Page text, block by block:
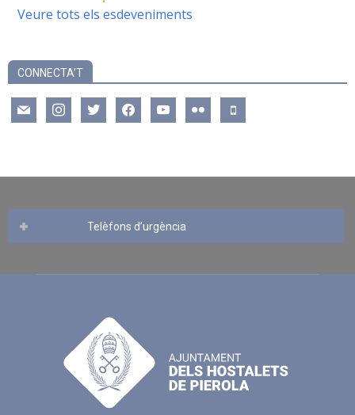
Veure tots els esdeveniments
CONNECTA’T
mail instagramtwitter facebookyoutube flickr mobile
Telèfons d’urgència